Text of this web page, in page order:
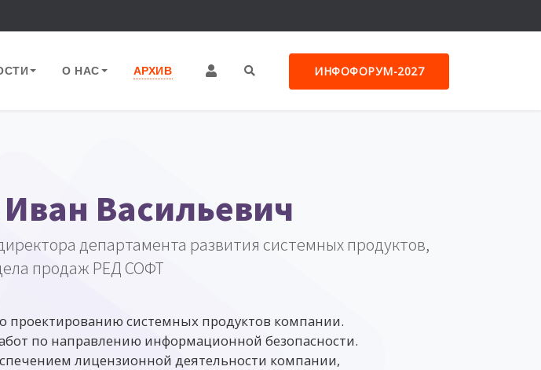
О НАС АРХИВ ИНФОФОРУМ-2027
Васильевич
департамента развития системных продуктов,
продаж РЕД СОФТ
проектированию системных продуктов компании.
по направлению информационной безопасности.
лицензионной деятельности компании,